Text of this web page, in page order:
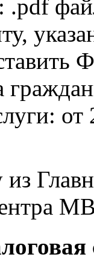
от
из